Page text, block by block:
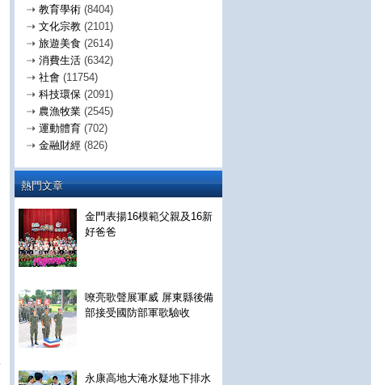
⇢ 教育學術 (8404)
⇢ 文化宗教 (2101)
⇢ 旅遊美食 (2614)
⇢ 消費生活 (6342)
⇢ 社會 (11754)
⇢ 科技環保 (2091)
⇢ 農漁牧業 (2545)
⇢ 運動體育 (702)
⇢ 金融財經 (826)
熱門文章
金門表揚16模範父親及16新
好爸爸
嘹亮歌聲展軍威 屏東縣後備
部接受國防部軍歌驗收
永康高地大淹水疑地下排水